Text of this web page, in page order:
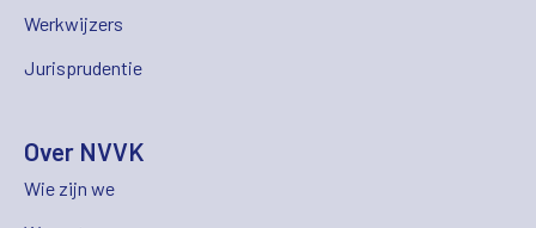
Werkwijzers
Jurisprudentie
Over NVVK
Wie zijn we